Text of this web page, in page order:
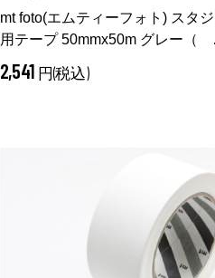
mt foto(エムティーフォト) スタ
用テープ 50mmx50m グレー （
レー 50mm）
2,541 円(税込)